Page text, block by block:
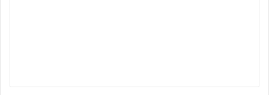
ق